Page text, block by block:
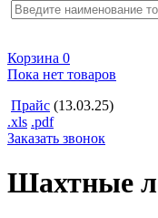
Корзина 0
Пока нет товаров
Прайс (13.03.25)
.xls .pdf
Заказать звонок
Шахтные